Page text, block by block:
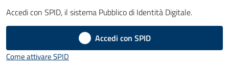
Amministrazione
Menu selezionato
Accedi con SPID, il sistema Pubblico di Identità Digitale.
Accedi con SPID
Come attivare SPID